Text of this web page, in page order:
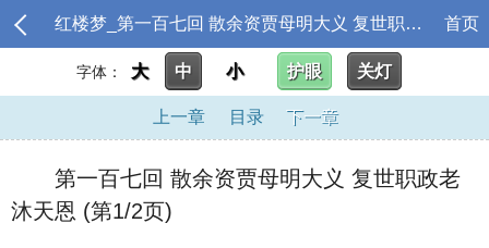
红楼梦_第一百七回 散余资贾母明大义 复世职政老沐天恩 首页
字体： 大 中 小 护眼 关灯
上一章 目录 下一章
第一百七回 散余资贾母明大义 复世职政老
沐天恩 (第1/2页)